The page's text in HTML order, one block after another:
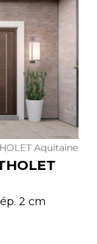
2 cm